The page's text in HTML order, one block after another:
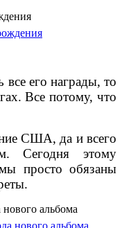
все его награды, то
Все потому, что
США, да и всего
Сегодня этому
просто обязаны
альбома